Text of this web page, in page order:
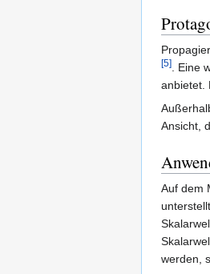
[5] . Eine
anbietet.
Ansicht,
Auf dem
werden,